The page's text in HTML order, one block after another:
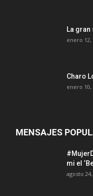
La
enero 12,
Charo
enero 10,
MENSAJES
mi el
agosto